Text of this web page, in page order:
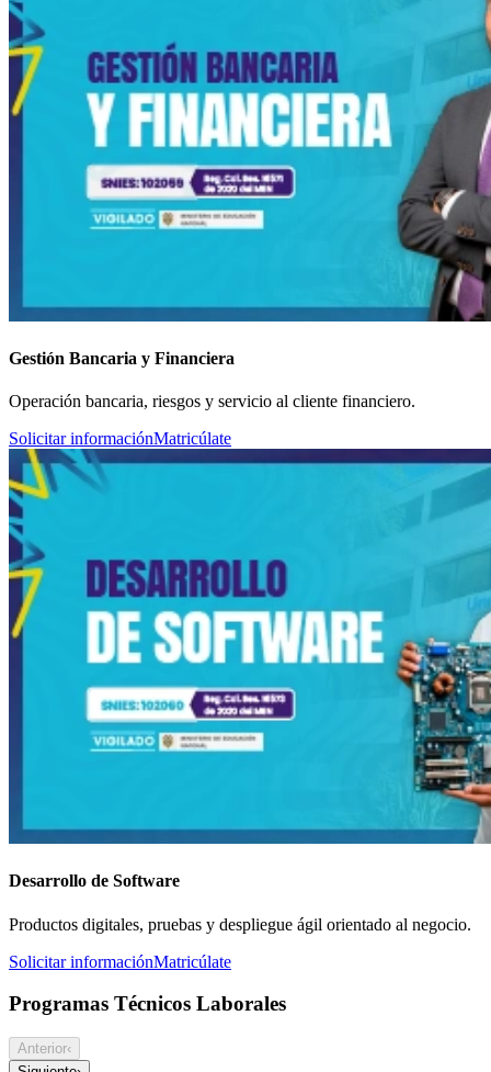
Gestión Bancaria y Financiera
Operación bancaria, riesgos y servicio al cliente financiero.
Solicitar informaciónMatricúlate
Desarrollo de Software
Productos digitales, pruebas y despliegue ágil orientado al negocio.
Solicitar informaciónMatricúlate
Programas Técnicos Laborales
Anterior‹